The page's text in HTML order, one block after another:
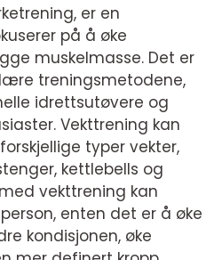
er en
på å øke
muskelmasse. Det er
treningsmetodene,
idrettsutøvere og
Vekttrening kan
typer vekter,
kettlebells og
vekttrening kan
enten det er å øke
kondisjonen, øke